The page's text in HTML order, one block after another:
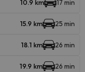
10.9 km 17 min
15.9 km 25 min
18.1 km 26 min
19.9 km 26 min